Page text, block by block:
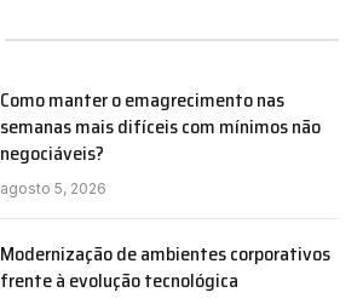
Como manter o emagrecimento nas
semanas mais difíceis com mínimos não
negociáveis?
agosto 5, 2026
Modernização de ambientes corporativos
frente à evolução tecnológica